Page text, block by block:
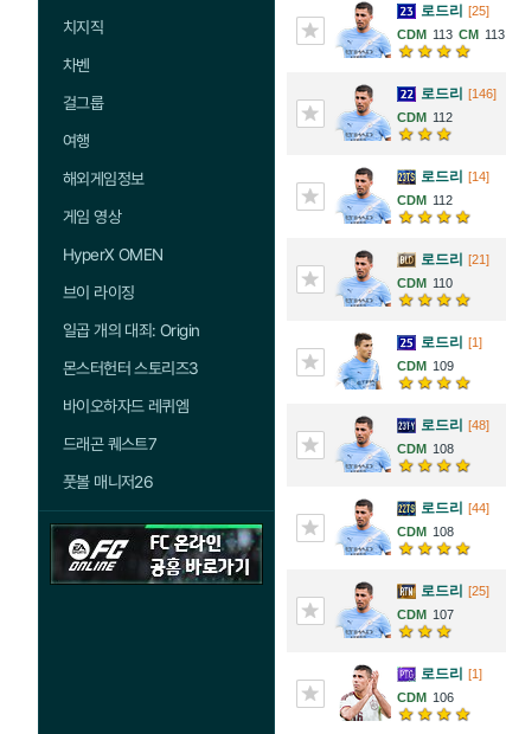
치지직
차벤
걸그룹
여행
해외게임정보
게임 영상
HyperX OMEN
브이 라이징
일곱 개의 대죄: Origin
몬스터헌터 스토리즈3
바이오하자드 레퀴엠
드래곤 퀘스트7
풋볼 매니저26
로드리 [25]
113
113
로드리 [146]
112
로드리 [14]
112
로드리 [21]
110
로드리 [1]
109
로드리 [48]
108
로드리 [44]
108
로드리 [25]
107
로드리 [1]
106